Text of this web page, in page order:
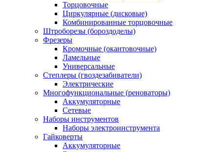
Торцовочные
Циркулярные (дисковые)
Комбинированные торцовочные
Штроборезы (бороздоделы)
Фрезеры
Кромочные (окантовочные)
Ламельные
Универсальные
Степлеры (гвоздезабиватели)
Электрические
Многофункциональные (реноваторы)
Аккумуляторные
Сетевые
Наборы инструментов
Наборы электроинструмента
Гайковерты
Аккумуляторные